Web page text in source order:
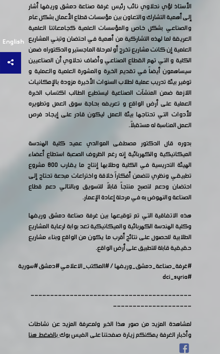
English
الأستاذ لؤي نحلاوي نائب رئيس غرفة صناعة دمشق وريفها أشار
إلى أهمية التشارك والتعاون بين مؤسسات قطاع الأعمال بشكل عام
والصناعي بشكل خاص والمؤسسات العلمية كجامعاتنا العلمية
العريقة لما لهذه التشاركية من أهمية في احتضان وتبني المشاريع
العلمية إن كانت مشاريع تخرج أو لمرحلة الماجستير والدكتوراه ضمن
الكلية و التي تهم القطاع الصناعي وأضاف نحلاوي أن الصناعيين
سيساهمون أيضاً في تقديم الخبرة والمشورة العلمية والعملية و
توفير بيئة تدريب عملية لطلاب السنوات الأخيرة مزودة بالإمكانيات
اللازمة ضمن المنشآت الصناعية ليستطيع الطالب اكتساب الخبرة
العملية على أرض الواقع و تعريفه بحاجة سوق العمل وتطويره
للأدوات التي تحتاجها بيئة العمل ليكون قادر على إيجاد فرص
العمل المناسبة له مستقبلاً.
بدوره قال الدكتور مصطفى الموالدي عميد كلية الهندسة
الميكانيكية والكهربائية إنه رغم الظروف الصعبة استطاع أعضاء
الهيئة التدريسية في الكلية وطلابها إنتاج ما يقارب 800 مشروع
تطبيقي ونظري تتضمن أفكاراً خلاقة واختراعات مبدعة تحتاج إلى
احتضان ودعم لتصبح منتجاً قابلاً للتسويق وبالتالي دعم قطاع
الصناعة والنهوض به في مرحلة إعادة الإعمار.
هذه الاتفاقية التي تم توقيعها بين غرفة صناعة دمشق وريفها
وكلية الهندسة الكهربائية والميكانيكية تعد بوابة لرعاية المشاريع
الطلابية للحصول على نتائج أقرب ما يكون من الواقع وبناء مشاريع
حقيقية قابلة للتطبيق على أرض الواقع.
#غرفة_صناعة_دمشق_وريفها/#المكتب_الاعلامي#دمشق#سورية
#dci_syria
-----------------------------------------
--------------------
لمشاهدة المزيد من صور هذا الخبر ولمعرفة المزيد عن نشاطات
وأخبار الغرفة يمكنكم زيارة صفحتنا على الفيس بوكبالضغط هنا